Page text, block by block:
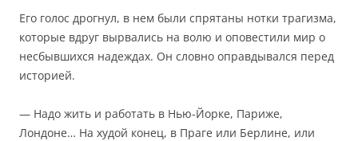
Его голос дрогнул, в нем были спрятаны нотки трагизма,
которые вдруг вырвались на волю и оповестили мир о
несбывшихся надеждах. Он словно оправдывался перед
историей.
— Надо жить и работать в Нью-Йорке, Париже,
Лондоне… На худой конец, в Праге или Берлине, или